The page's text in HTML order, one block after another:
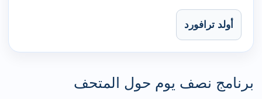
أولد ترافورد
برنامج نصف يوم حول المتحف